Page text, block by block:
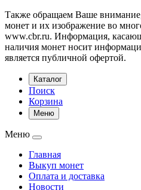
Также обращаем Ваше
монет и их изображение во
www.cbr.ru. Информация,
наличия монет носит
является публичной офертой.
Каталог
Поиск
Корзина
Меню
Меню
Главная
Выкуп монет
Оплата и доставка
Новости